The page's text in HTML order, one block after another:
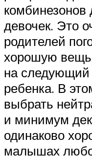
комбинезонов
девочек. Это
родителей
хорошую
на следующий
ребенка. В
выбрать
и минимум
одинаково
малышах